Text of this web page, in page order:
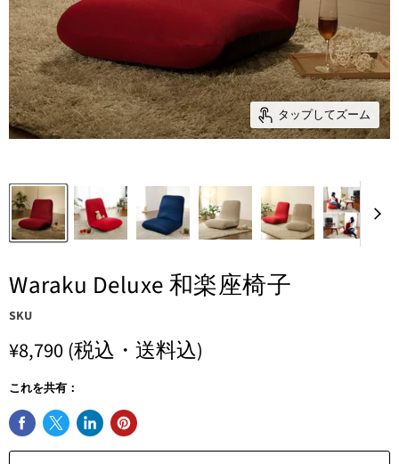
タップしてズーム
Waraku Deluxe 和楽座椅子
SKU
¥8,790(税込・送料込)
これを共有：